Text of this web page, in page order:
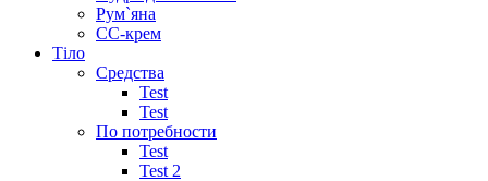
Рум`яна
СС-крем
Тіло
Средства
Test
Test
По потребности
Test
Test 2